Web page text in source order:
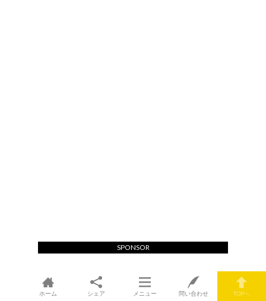
SPONSOR
ホーム シェア メニュー 問い合わせ TOPへ